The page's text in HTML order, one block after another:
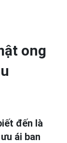
ong
đến là
ái ban